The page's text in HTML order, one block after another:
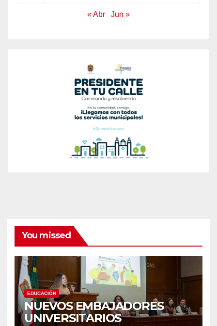
« Abr Jun »
You missed
EDUCACIÓN
NUEVOS EMBAJADORES
UNIVERSITARIOS